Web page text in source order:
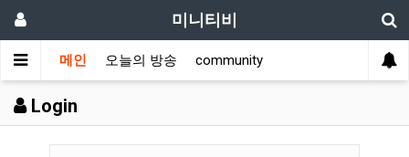
미니티비
메인 오늘의 방송 community
Login